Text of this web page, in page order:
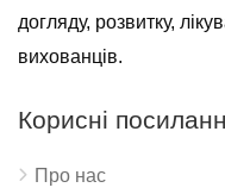
догляду, розвитку,
вихованців.
Корисні
Про нас